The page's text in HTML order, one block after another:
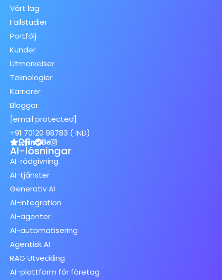
Vårt lag
Fallstudier
Portfölj
Kunder
Utmärkelser
Teknologier
Karriärer
Bloggar
[email protected]
+91 70120 98783 ( IND)
AI-lösningar
AI-rådgivning
AI-tjänster
Generativ AI
AI-integration
AI-agenter
AI-automatisering
Agentisk AI
RAG Utveckling
AI-plattform för företag